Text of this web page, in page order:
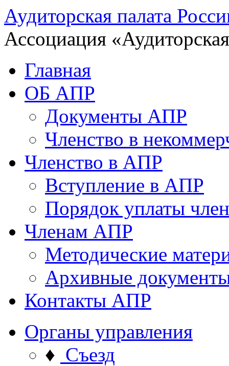
Аудиторская палата
Ассоциация
Главная
ОБ АПР
Документы АПР
Членство в
Членство в АПР
Вступление в АПР
Порядок уплаты
Членам АПР
Методические
Архивные
Контакты АПР
Органы управления
♦ Съезд